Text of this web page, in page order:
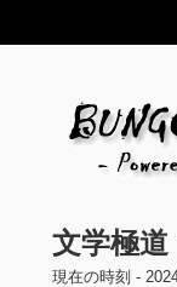
文学極
現在の時刻 -